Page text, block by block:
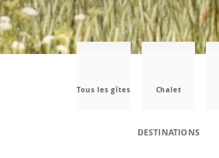
Tous les gîtes Chalet
DESTINATIONS